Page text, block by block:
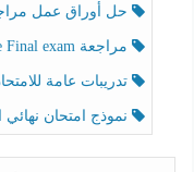
حل أوراق عمل مراجعة
مراجعة Preparation for the Final exam اللغة الإنجليزية الصف الرابع الفصل الثالث
تدريبات عامة للامتحان
نموذج امتحان نهائي